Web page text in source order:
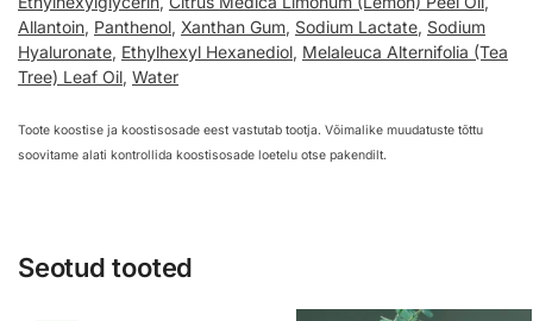
Allantoin, Panthenol, Xanthan Gum, Sodium Lactate, Sodium
Hyaluronate, Ethylhexyl Hexanediol, Melaleuca Alternifolia (Tea
Tree) Leaf Oil, Water
Toote koostise ja koostisosade eest vastutab tootja. Võimalike muudatuste tõttu
soovitame alati kontrollida koostisosade loetelu otse pakendilt.
Seotud tooted